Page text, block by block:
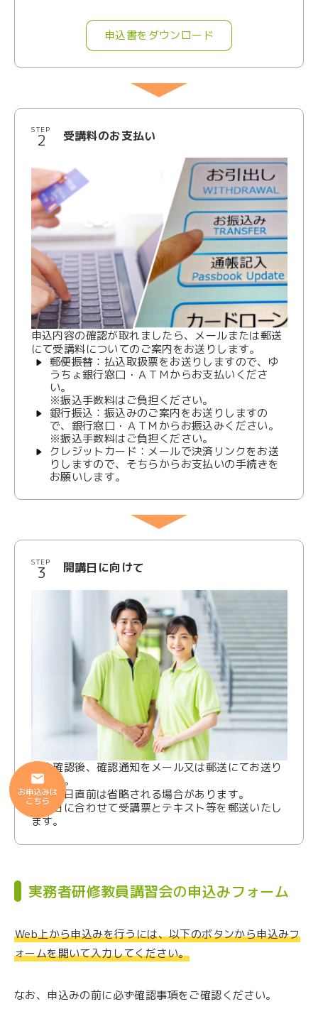
申込書をダウンロード
STEP 受講料のお支払い
申込内容の確認が取れましたら、メールまたは郵送
にて受講料についてのご案内をお送りします。
郵便振替：払込取扱票をお送りしますので、ゆ
うちょ銀行窓口・ＡＴＭからお支払いくださ
い。
※振込手数料はご負担ください。
銀行振込：振込みのご案内をお送りしますの
で、銀行窓口・ＡＴＭからお振込みください。
※振込手数料はご負担ください。
クレジットカード：メールで決済リンクをお送
りしますので、そちらからお支払いの手続きを
お願いします。
STEP 開講日に向けて
入金確認後、確認通知をメール又は郵送にてお送り
します。
※開講日直前は省略される場合があります。
開講日に合わせて受講票とテキスト等を郵送いたし
ます。
実務者研修教員講習会の申込みフォーム
Web上から申込みを行うには、以下のボタンから申込みフ
ォームを開いて入力してください。
なお、申込みの前に必ず確認事項をご確認ください。